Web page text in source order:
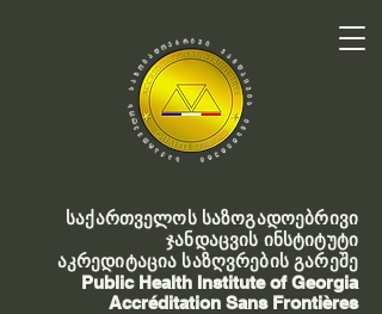
საქართველოს საზოგადოებრივი
ჯანდაცვის ინსტიტუტი
აკრედიტაცია საზღვრების გარეშე
Public Health Institute of Georgia
Accréditation Sans Frontières